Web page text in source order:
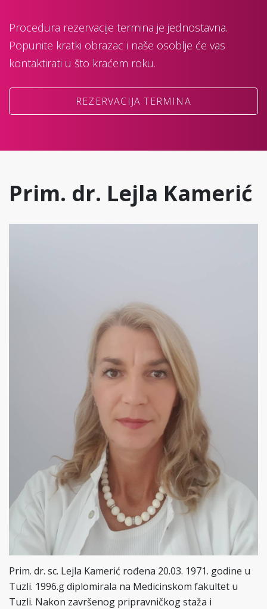
Procedura rezervacije termina je jednostavna.
Popunite kratki obrazac i naše osoblje će vas
kontaktirati u što kraćem roku.
REZERVACIJA TERMINA
Prim. dr. Lejla Kamerić
Prim. dr. sc. Lejla Kamerić rođena 20.03. 1971. godine u
Tuzli. 1996.g diplomirala na Medicinskom fakultet u
Tuzli. Nakon završenog pripravničkog staža i